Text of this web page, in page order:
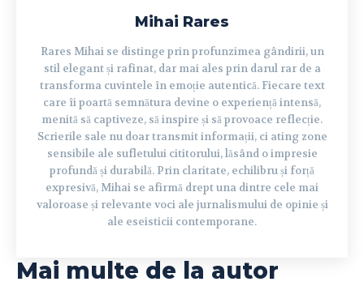
Mihai Rares
Rares Mihai se distinge prin profunzimea gândirii, un
stil elegant și rafinat, dar mai ales prin darul rar de a
transforma cuvintele în emoție autentică. Fiecare text
care îi poartă semnătura devine o experiență intensă,
menită să captiveze, să inspire și să provoace reflecție.
Scrierile sale nu doar transmit informații, ci ating zone
sensibile ale sufletului cititorului, lăsând o impresie
profundă și durabilă. Prin claritate, echilibru și forță
expresivă, Mihai se afirmă drept una dintre cele mai
valoroase și relevante voci ale jurnalismului de opinie și
ale eseisticii contemporane.
Mai multe de la autor